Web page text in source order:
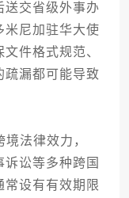
送交省级外事办
米尼加驻华大使
件格式规范、
疏漏都可能导致
法律效力，
讼等多种跨国
常设有有效期限